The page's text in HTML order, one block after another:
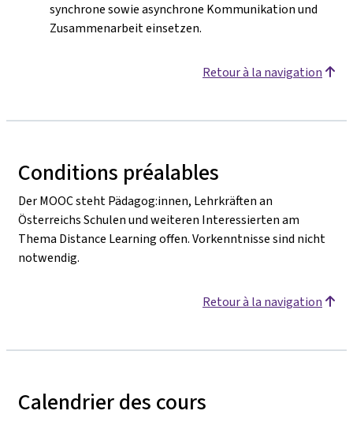
synchrone sowie asynchrone Kommunikation und
Zusammenarbeit einsetzen.
Retour à la navigation
Conditions préalables
Der MOOC steht Pädagog:innen, Lehrkräften an
Österreichs Schulen und weiteren Interessierten am
Thema Distance Learning offen. Vorkenntnisse sind nicht
notwendig.
Retour à la navigation
Calendrier des cours